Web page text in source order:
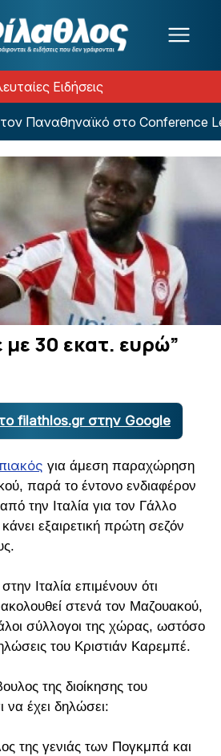
Ειδήσεις
Παναθηναϊκό στο Conference
με 30 εκατ. ευρώ”
filathlos.gr στην Google
για άμεση παραχώρηση
παρά το έντονο ενδιαφέρον
την Ιταλία για τον Γάλλο
εξαιρετική πρώτη σεζόν
Ιταλία επιμένουν ότι
στενά τον Μαζουακού,
σύλλογοι της χώρας, ωστόσο
του Κριστιάν Καρεμπέ.
της διοίκησης του
να έχει δηλώσει:
της γενιάς των Πογκμπά και